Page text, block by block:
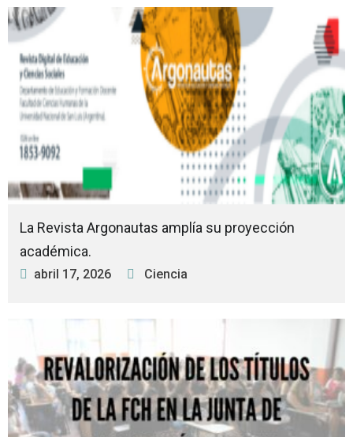
La Revista Argonautas amplía su proyección
académica.
abril 17, 2026
Posted
in
Ciencia
Posted
in
Posted
Posted
in
Posted
in
Posted
in
Posted
in